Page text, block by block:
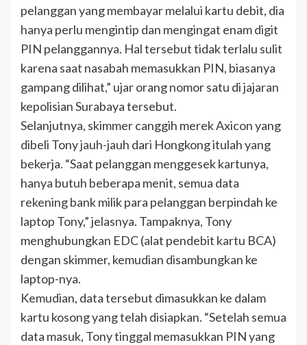
pelanggan yang membayar melalui kartu debit, dia
hanya perlu mengintip dan mengingat enam digit
PIN pelanggannya. Hal tersebut tidak terlalu sulit
karena saat nasabah memasukkan PIN, biasanya
gampang dilihat,” ujar orang nomor satu di jajaran
kepolisian Surabaya tersebut.
Selanjutnya, skimmer canggih merek Axicon yang
dibeli Tony jauh-jauh dari Hongkong itulah yang
bekerja. “Saat pelanggan menggesek kartunya,
hanya butuh beberapa menit, semua data
rekening bank milik para pelanggan berpindah ke
laptop Tony,” jelasnya. Tampaknya, Tony
menghubungkan EDC (alat pendebit kartu BCA)
dengan skimmer, kemudian disambungkan ke
laptop-nya.
Kemudian, data tersebut dimasukkan ke dalam
kartu kosong yang telah disiapkan. “Setelah semua
data masuk, Tony tinggal memasukkan PIN yang